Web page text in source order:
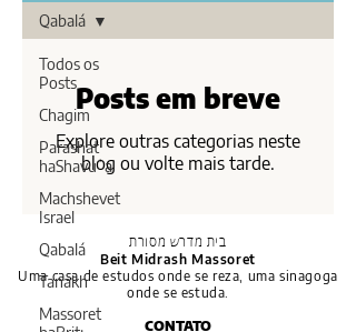
Todos os
Posts
Chagim
Parashat
haShavuʿa
Machshevet
Israel
Qabalá
Tanakh
Massoret
Qabalá
Posts em breve
Explore outras categorias neste
blog ou volte mais tarde.
בית מדרש מסורת
Beit Midrash Massoret
Uma casa de estudos onde se reza, uma sinagoga
onde se estuda.
CONTATO